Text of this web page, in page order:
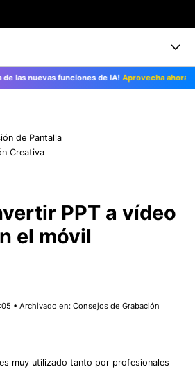
>
nuevas funciones de IA!Aprovecha ahora>>
de Pantalla
Creativa
PPT a vídeo
el móvil
• Archivado en:Consejos de Grabación
muy utilizado tanto por profesionales